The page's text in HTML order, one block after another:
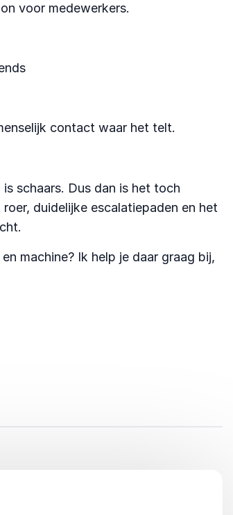
voor medewerkers.
contact waar het telt.
schaars. Dus dan is het toch
duidelijke escalatiepaden en het
machine? Ik help je daar graag bij,